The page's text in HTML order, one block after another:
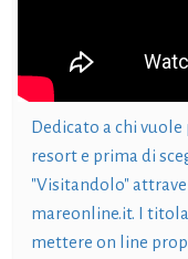
Dedicato a chi
resort e prima di
"Visitandolo"
mareonline.it. I
mettere on line